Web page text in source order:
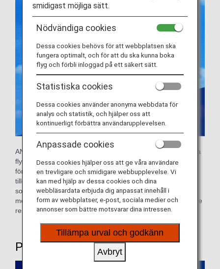
ANA driver ett samriskföretag med Lufthansa på europeiska
flygrutter. Det omfattande Lufthansa-nätverket ger smidiga
förbindelser med städer runt om i Europa. Du får också
tillgång till Lufthansas lounger så att resan blir så bekväm
som möjligt. Det här samarbetet utökar utbudet av flyg
mellan Japan och Europa, vilket ger dig en ännu bekvämare
reseupplevelse.
Praktiskt nätverk
smidigast möjliga sätt.
Nödvändiga cookies
Dessa cookies behövs för att webbplatsen ska
fungera optimalt, och för att du ska kunna boka
flyg och förbli inloggad på ett säkert sätt.
Statistiska cookies
Dessa cookies använder anonyma webbdata för
analys och statistik, och hjälper oss att
kontinuerligt förbättra användarupplevelsen.
Anpassade cookies
Dessa cookies hjälper oss att ge våra användare
en trevligare och smidigare webbupplevelse. Vi
kan med hjälp av dessa cookies och dina
webbläsardata erbjuda dig anpassat innehåll i
form av webbplatser, e-post, sociala medier och
annonser som bättre motsvarar dina intressen.
Tillämpa urval och godkänn
Avbryt